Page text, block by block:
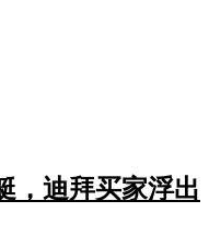
，迪拜买家浮出